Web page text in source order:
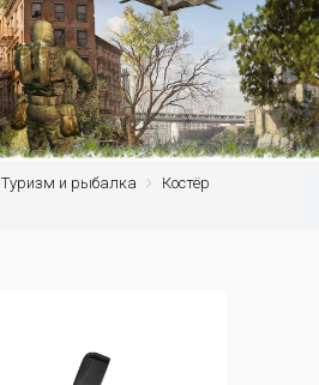
Туризм и рыбалка
Костёр